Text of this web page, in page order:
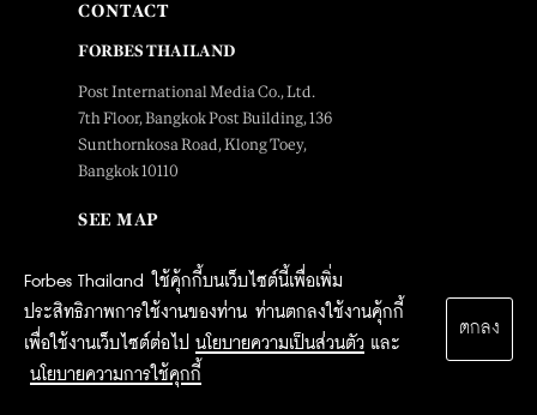
Forbes Thailand ใช้คุ้กกี้บนเว็บไซต์นี้เพื่อเพิ่ม
ประสิทธิภาพการใช้งานของท่าน ท่านตกลงใช้งานคุ้กกี้
เพื่อใช้งานเว็บไซต์ต่อไป นโยบายความเป็นส่วนตัว และ
นโยบายความการใช้คุกกี้
ตกลง
CONTACT
FORBES THAILAND
Post International Media Co., Ltd.
7th Floor, Bangkok Post Building, 136
Sunthornkosa Road, Klong Toey,
Bangkok 10110
SEE MAP
EDITORIAL DEPARTMENT
Tel. 0-2616-4666 ext.4734
forbesthailand@postintermedia.com